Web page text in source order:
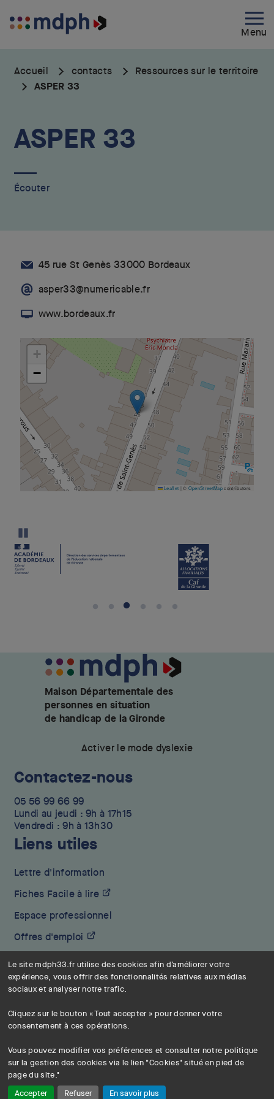
Le site mdph33.fr utilise des cookies afin d’améliorer votre
expérience, vous offrir des fonctionnalités relatives aux médias
sociaux et analyser notre trafic.
Cliquez sur le bouton « Tout accepter » pour donner votre
consentement à ces opérations.
Vous pouvez modifier vos préférences et consulter notre politique
sur la gestion des cookies via le lien "Cookies" situé en pied de
Accepter Refuser En savoir plus
au
Menu
Accueil contacts
Ressources sur le territoire
ASPER 33
ASPER 33
Écouter
45 rue St Genès 33000 Bordeaux
asper33@numericable.fr
www.bordeaux.fr
+
−
Leaflet | © OpenStreetMapcontributors
Maison Départementale des
personnes en situation
de handicap de la Gironde
Activer le mode dyslexie
Contactez-nous
05 56 99 66 99
Lundi au jeudi : 9h à 17h15
Vendredi : 9h à 13h30
Liens utiles
Lettre d'information
Fiches Facile à lire
Espace professionnel
Offres d'emploi
Mentions légales
Accessibilité : partiellement conforme
Ce site est écoconçu (EcoIndex B)
Suivez-nous